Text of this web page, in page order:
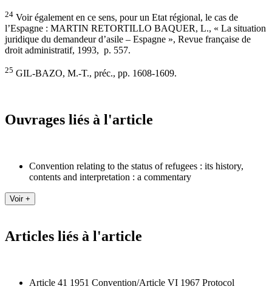
24 Voir également en ce sens, pour un Etat régional, le cas de
l’Espagne : MARTIN RETORTILLO BAQUER, L., « La situation
juridique du demandeur d’asile – Espagne », Revue française de
droit administratif, 1993, p. 557.
25 GIL-BAZO, M.-T., préc., pp. 1608-1609.
Ouvrages liés à l'article
Convention relating to the status of refugees : its history,
contents and interpretation : a commentary
Articles liés à l'article
Article 41 1951 Convention/Article VI 1967 Protocol